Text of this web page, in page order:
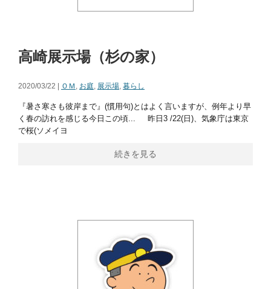
高崎展示場（杉の家）
2020/03/22 | ＯＭ , お庭, 展示場, 暮らし
『暑さ寒さも彼岸まで』(慣用句)とはよく言いますが、例年より早
く春の訪れを感じる今日この頃... 昨日3 /22(日)、気象庁は東京
で桜(ソメイヨ
続きを見る